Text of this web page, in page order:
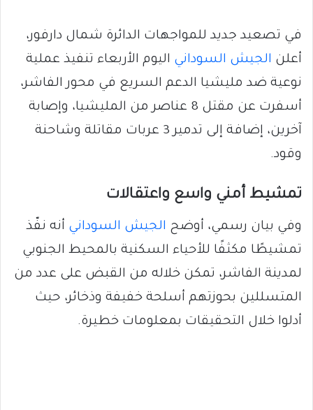
في تصعيد جديد للمواجهات الدائرة شمال دارفور،
أعلن الجيش السوداني اليوم الأربعاء تنفيذ عملية
نوعية ضد مليشيا الدعم السريع في محور الفاشر،
أسفرت عن مقتل 8 عناصر من المليشيا، وإصابة
آخرين، إضافة إلى تدمير 3 عربات مقاتلة وشاحنة
وقود.
تمشيط أمني واسع واعتقالات
وفي بيان رسمي، أوضح الجيش السوداني أنه نفّذ
تمشيطًا مكثفًا للأحياء السكنية بالمحيط الجنوبي
لمدينة الفاشر، تمكن خلاله من القبض على عدد من
المتسللين بحوزتهم أسلحة خفيفة وذخائر، حيث
أدلوا خلال التحقيقات بمعلومات خطيرة.